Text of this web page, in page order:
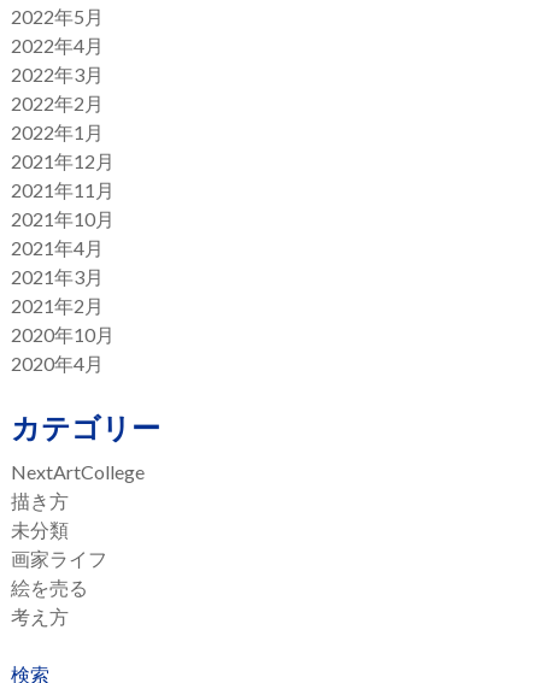
2022年5月
2022年4月
2022年3月
2022年2月
2022年1月
2021年12月
2021年11月
2021年10月
2021年4月
2021年3月
2021年2月
2020年10月
2020年4月
カテゴリー
NextArtCollege
描き方
未分類
画家ライフ
絵を売る
考え方
検索